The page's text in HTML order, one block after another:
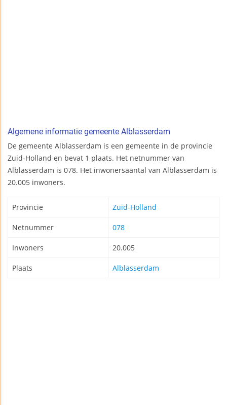
Algemene informatie gemeente Alblasserdam
De gemeente Alblasserdam is een gemeente in de provincie
Zuid-Holland en bevat 1 plaats. Het netnummer van
Alblasserdam is 078. Het inwonersaantal van Alblasserdam is
20.005 inwoners.
Provincie Zuid-Holland
Netnummer 078
Inwoners 20.005
Plaats Alblasserdam